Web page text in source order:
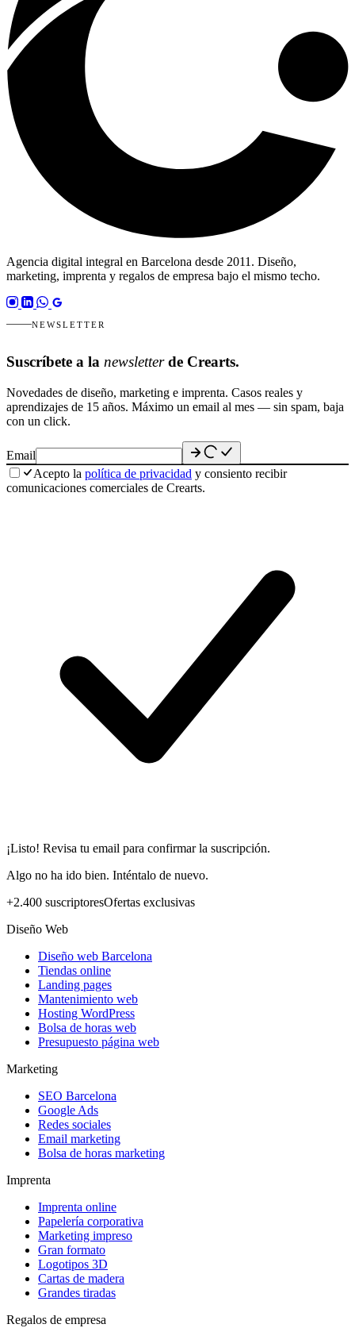
Agencia digital integral en Barcelona desde 2011. Diseño,
marketing, imprenta y regalos de empresa bajo el mismo techo.
NEWSLETTER
Suscríbete a la newsletterde Crearts.
Novedades de diseño, marketing e imprenta. Casos reales y
aprendizajes de 15 años. Máximo un email al mes — sin spam, baja
con un click.
Email
Acepto la política de privacidad y consiento recibir
comunicaciones comerciales de Crearts.
¡Listo! Revisa tu email para confirmar la suscripción.
Algo no ha ido bien. Inténtalo de nuevo.
+2.400 suscriptoresOfertas exclusivas
Diseño Web
Diseño web Barcelona
Tiendas online
Landing pages
Mantenimiento web
Hosting WordPress
Bolsa de horas web
Presupuesto página web
Marketing
SEO Barcelona
Google Ads
Redes sociales
Email marketing
Bolsa de horas marketing
Imprenta
Imprenta online
Papelería corporativa
Marketing impreso
Gran formato
Logotipos 3D
Cartas de madera
Grandes tiradas
Regalos de empresa